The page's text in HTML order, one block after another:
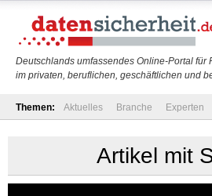
Deutschlands umfassendes Online-Portal für
im privaten, beruflichen, geschäftlichen und
Themen: Aktuelles Branche Experten
Artikel mit